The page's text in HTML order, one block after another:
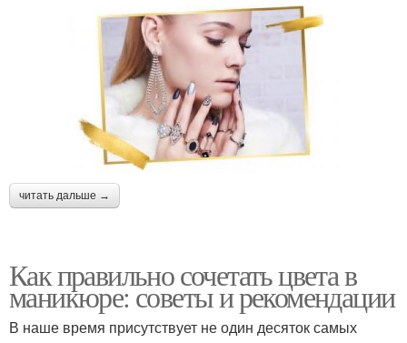
читать дальше →
Как правильно сочетать цвета в
маникюре: советы и рекомендации
В наше время присутствует не один десяток самых